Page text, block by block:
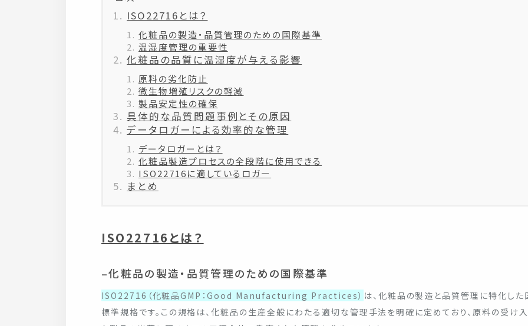
ISO22716とは？
化粧品の製造・品質管理のための国際基準
温湿度管理の重要性
化粧品の品質に温湿度が与える影響
原料の劣化防止
微生物増殖リスクの軽減
製品安定性の確保
具体的な品質問題事例とその原因
データロガーによる効率的な管理
データロガーとは？
化粧品製造プロセスの全段階に使用できる
ISO22716に適しているロガー
まとめ
ISO22716とは？
–化粧品の製造・品質管理のための国際基準
ISO22716（化粧品GMP：Good Manufacturing Practices） は、化粧品の製造と品質管理に特化した
標準規格です。この規格は、化粧品の生産全般にわたる適切な管理手法を明確に定めており、原料の受け